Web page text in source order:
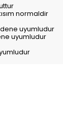
normaldir
uyumludur
uyumludur